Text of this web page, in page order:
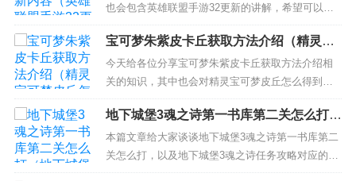
狗？谢谢了，大神帮忙啊 5、道士多少级练7级
狗？...
也会包含英雄联盟手游32更新的讲解，希望可以帮
助大家解决现在的问题！ 本文目录一览： 1、英雄
联盟手游3.4版本更新内容 2、3.5版本英雄联盟手游
魄罗宝箱更新了么 3、lol手游蓝色晶体刷新20次有
什么奖励 4、英雄联盟3.5版本什么时候...
宝可梦朱紫皮卡丘获取方法介绍（精灵宝
可梦皮丘怎么得到）
今天给各位分享宝可梦朱紫皮卡丘获取方法介绍相
关的知识，其中也会对精灵宝可梦皮丘怎么得到一
并介绍，如果能碰巧解决你现在面临的问题，别忘
了关注本站，现在开始吧！ 本文目录一览： 1、宝
可梦朱紫二手皮卡丘还有吗 2、朱紫梦特宝可梦怎么
获得 3、怎么领《宝可梦朱紫》皮卡丘啊？ 4、朱紫
皮卡丘怎么...
地下城堡3魂之诗第一书库第二关怎么打
（地下城堡3魂之诗任务攻略）
本篇文章给大家谈谈地下城堡3魂之诗第一书库第二
关怎么打，以及地下城堡3魂之诗任务攻略对应的知
识点，希望对各位有所帮助，不要忘了收藏本站